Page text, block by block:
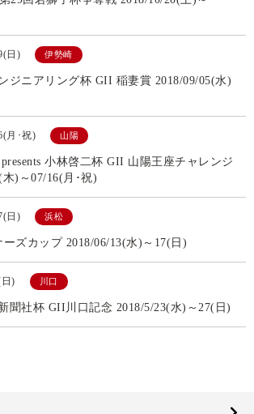
日) 伊勢崎
ジニアリング杯 GII 稲妻賞 2018/09/05(水)
月･祝) 山陽
小林啓二杯 GII 山陽王座チャレンジ
)～07/16(月･祝)
日) 浜松
ズカップ 2018/06/13(水)～17(日)
) 川口
聞社杯 GII川口記念 2018/5/23(水)～27(日)